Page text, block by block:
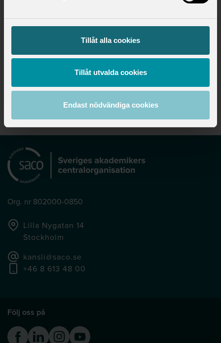
Tillåt alla cookies
Tillåt utvalda cookies
Endast nödvändiga cookies
Hitta ditt förbund
Utbildningsområde
Utbildning
Org. nr 802000-0850
Lilla Nygatan 14
Stockholm
kansli@saco.se
+46 8 613 48 00
Följ oss på
FacebookLinkedinInstagram